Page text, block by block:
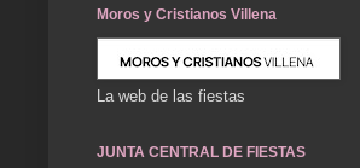
Moros y Cristianos Villena
La web de las fiestas
JUNTA CENTRAL DE FIESTAS